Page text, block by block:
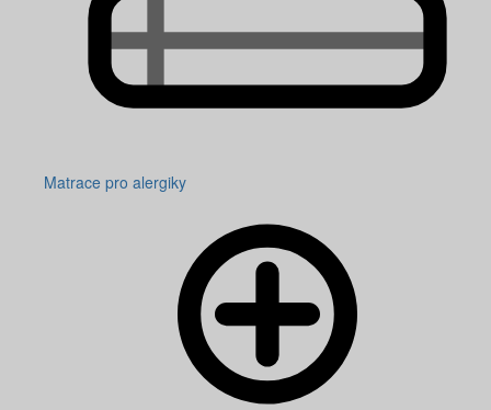
Matrace pro alergiky